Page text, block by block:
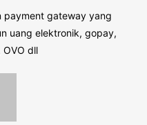
payment gateway yang
uang elektronik, gopay,
dll